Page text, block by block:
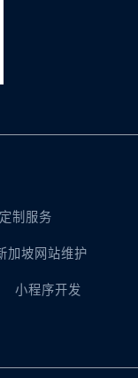
制服务
加坡网站维护
小程序开发